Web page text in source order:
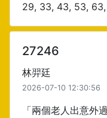
29, 33, 43, 53,
27246
林羿廷
2026-07-10 12:30:56
「兩個老人出意外